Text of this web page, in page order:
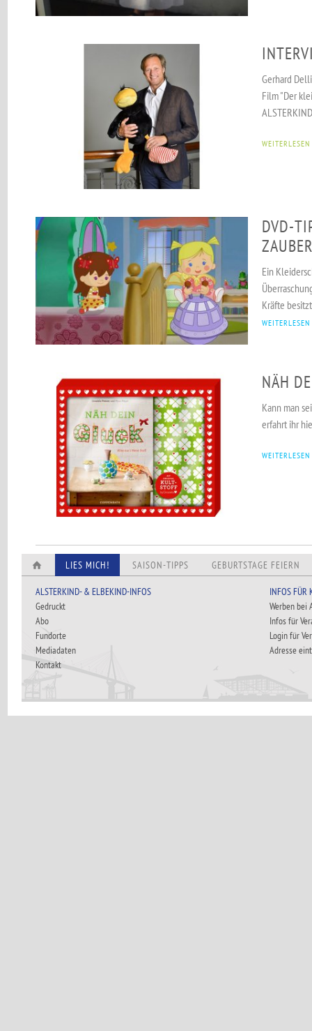
Gerhard
Film "Der
WEITERLESEN
DVD-
Ein
Kräfte
WEITERLESEN
NÄH
Kann man
erfahrt ihr
WEITERLESEN
LIES MICH! SAISON-TIPPS GEBURTSTAGE FEIERN
ALSTERKIND- & ELBEKIND-INFOS
Gedruckt
Abo
Fundorte
Mediadaten
Kontakt
INFOS FÜR
Werben bei
Infos für
Login für
Adresse